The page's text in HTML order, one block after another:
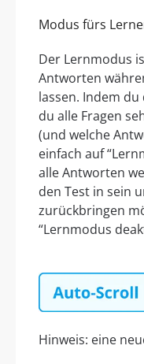
Modus fürs
Der Lernmodus
Antworten
lassen. Indem
du alle Fragen
(und welche
einfach auf
alle Antworten
den Test in sein
zurückbringen
“Lernmodus
Hinweis: eine